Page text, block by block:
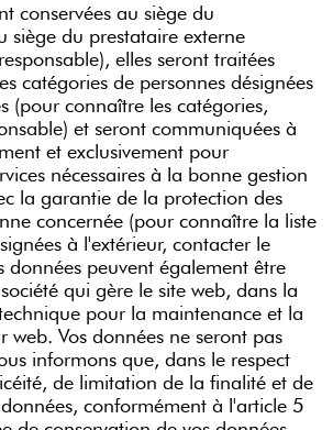
conservées au siège du
siège du prestataire externe
elles seront traitées
catégories de personnes désignées
(pour connaître les catégories,
et seront communiquées à
et exclusivement pour
nécessaires à la bonne gestion
la garantie de la protection des
concernée (pour connaître la liste
à l'extérieur, contacter le
données peuvent également être
qui gère le site web, dans la
pour la maintenance et la
web. Vos données ne seront pas
informons que, dans le respect
de limitation de la finalité et de
conformément à l'article 5